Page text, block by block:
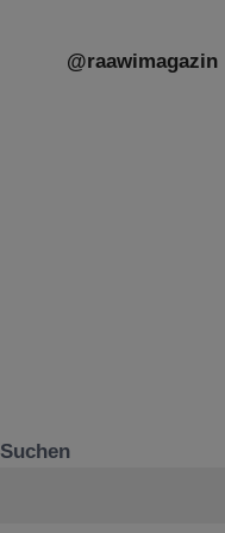
@raawimagazin
Suchen